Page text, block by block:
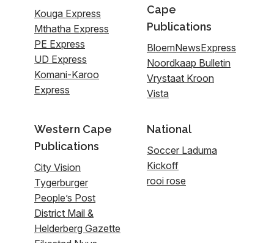
Kouga Express
Mthatha Express
PE Express
UD Express
Komani-Karoo
Express
Cape
Publications
BloemNewsExpress
Noordkaap Bulletin
Vrystaat Kroon
Vista
Western Cape
Publications
City Vision
Tygerburger
People’s Post
District Mail &
Helderberg Gazette
National
Soccer Laduma
Kickoff
rooi rose